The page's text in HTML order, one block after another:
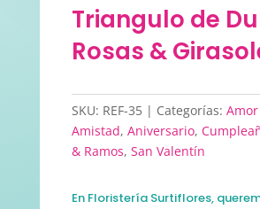
Triangulo de
Rosas &
SKU: REF-35 Categorías:
Amistad, Aniversario,
& Ramos, San Valentín
En Floristería Surtiflores,